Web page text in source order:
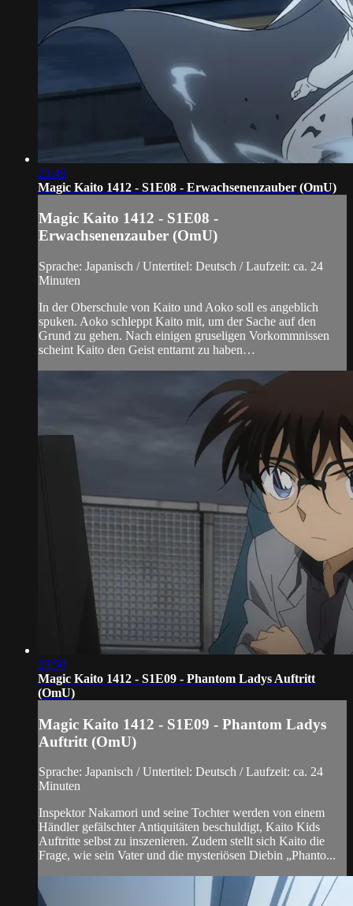
23:49
Magic Kaito 1412 - S1E08 - Erwachsenenzauber (OmU)
Magic Kaito 1412 - S1E08 -
Erwachsenenzauber (OmU)
Sprache: Japanisch / Untertitel: Deutsch / Laufzeit: ca. 24
Minuten
In der Oberschule von Kaito und Aoko soll es angeblich
spuken. Aoko schleppt Kaito mit, um der Sache auf den
Grund zu gehen. Nach einigen gruseligen Vorkommnissen
scheint Kaito den Geist enttarnt zu haben…
23:50
Magic Kaito 1412 - S1E09 - Phantom Ladys Auftritt
(OmU)
Magic Kaito 1412 - S1E09 - Phantom Ladys
Auftritt (OmU)
Sprache: Japanisch / Untertitel: Deutsch / Laufzeit: ca. 24
Minuten
Inspektor Nakamori und seine Tochter werden von einem
Händler gefälschter Antiquitäten beschuldigt, Kaito Kids
Auftritte selbst zu inszenieren. Zudem stellt sich Kaito die
Frage, wie sein Vater und die mysteriösen Diebin „Phanto...